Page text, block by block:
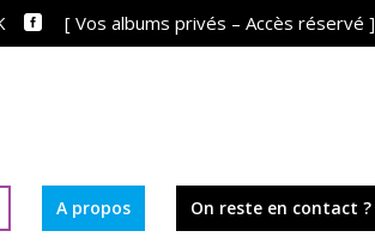
[ Vos albums privés – Accès réservé ]
A propos On reste en contact ?